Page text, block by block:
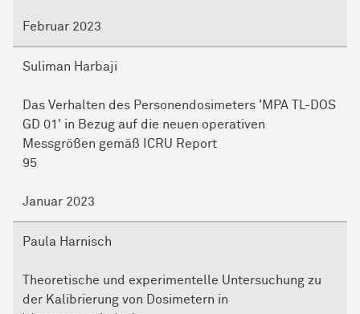
Februar 2023
Suliman Harbaji
Das Verhalten des Personendosimeters 'MPA TL-DOS
GD 01' in Bezug auf die neuen operativen
Messgrößen gemäß ICRU Report
95
Januar 2023
Paula Harnisch
Theoretische und experimentelle Untersuchung zu
der Kalibrierung von Dosimetern in